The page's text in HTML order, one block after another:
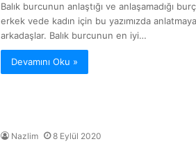
Balık burcunun anlaştığı ve anlaşamadığı
erkek vede kadın için bu yazımızda anlatmaya
arkadaşlar. Balık burcunun en iyi…
Devamını Oku »
Nazlim 8 Eylül 2020